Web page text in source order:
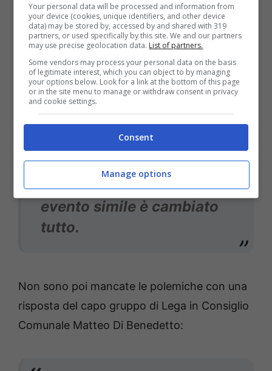
Se interessa posso
aggiungere le motivazioni. I
costi e le regole per un
maxi schermo in Piazza
Maggiore sono le stesse di
un concerto con palco.
Dopo la morte di due
persone a Piazza San
Carlo a Torino, per un
evento simile è cambiato
tutto.
Non sono poi mancate le polemiche con una
risposta del capo gruppo di Lega in Consiglio
Comunale Matteo Di Benedetto:
Your personal data will be processed and information from
your device (cookies, unique identifiers, and other device
data) may be stored by, accessed by and shared with 319
partners, or used specifically by this site. We and our partners
may use precise geolocation data. List of partners.
Some vendors may process your personal data on the basis
of legitimate interest, which you can object to by managing
your options below. Look for a link at the bottom of this page
or in the site menu to manage or withdraw consent in privacy
and cookie settings.
Consent
Manage options